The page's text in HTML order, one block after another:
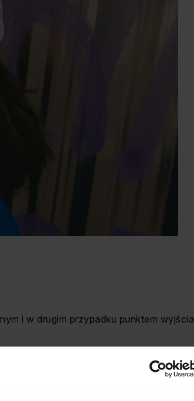
i w drugim przypadku punktem wyjścia
– tworzy estetyczną i przemyślaną
noszącej.